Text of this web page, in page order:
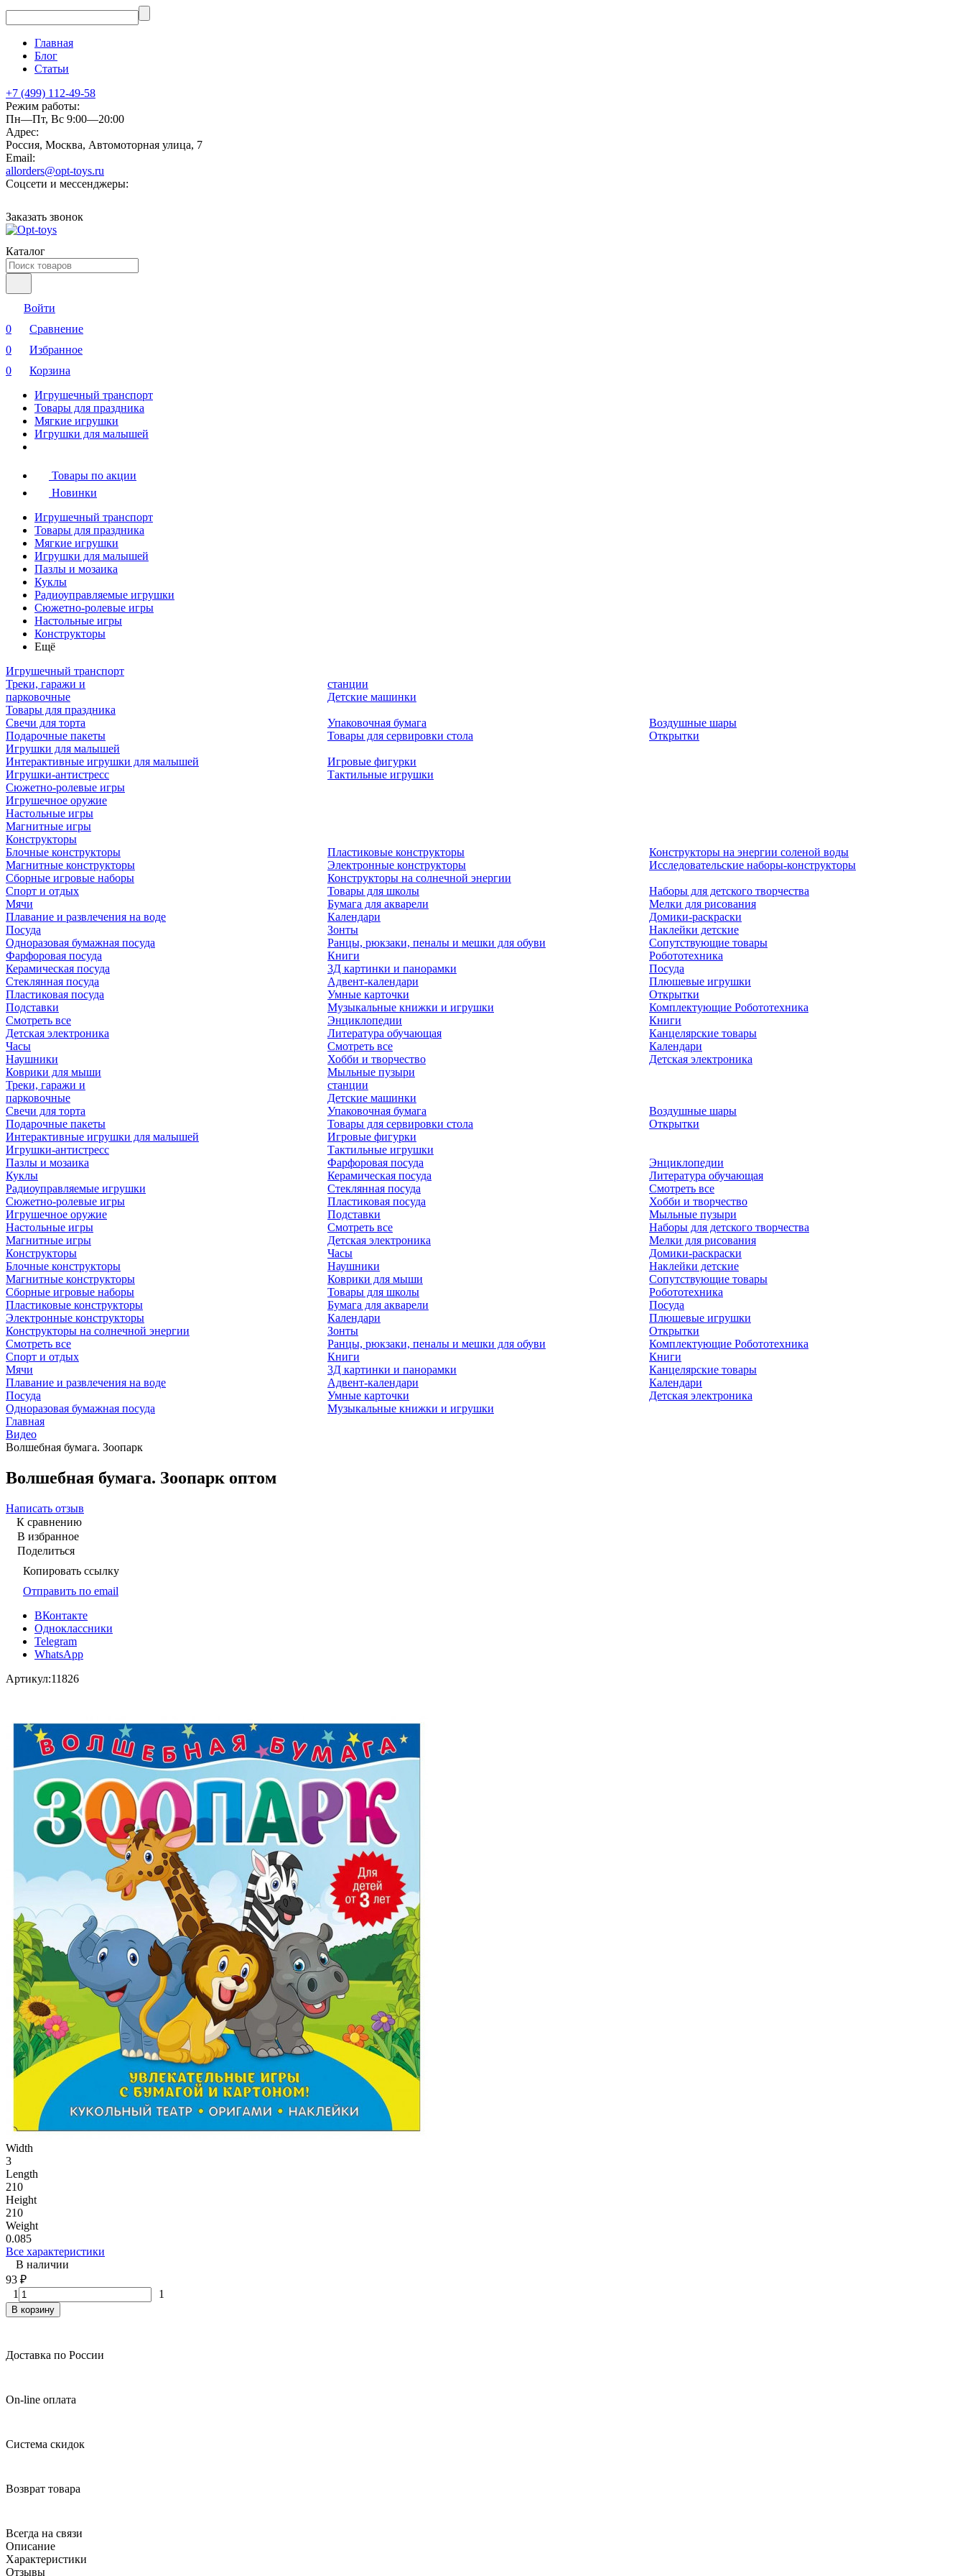
Главная
Блог
Статьи
+7 (499) 112-49-58
Режим работы:
Пн—Пт, Вс 9:00—20:00
Адрес:
Россия, Москва, Автомоторная улица, 7
Email:
allorders@opt-toys.ru
Соцсети и мессенджеры:
Заказать звонок
Каталог
Войти
0
Сравнение
0
Избранное
0
Корзина
Игрушечный транспорт
Товары для праздника
Мягкие игрушки
Игрушки для малышей
Товары по акции
Новинки
Игрушечный транспорт
Товары для праздника
Мягкие игрушки
Игрушки для малышей
Пазлы и мозаика
Куклы
Радиоуправляемые игрушки
Сюжетно-ролевые игры
Настольные игры
Конструкторы
Ещё
Игрушечный транспорт
Треки, гаражи и
парковочные
станции
Детские машинки
Товары для праздника
Свечи для торта
Подарочные пакеты
Упаковочная бумага
Товары для сервировки стола
Воздушные шары
Открытки
Игрушки для малышей
Интерактивные игрушки для малышей
Игрушки-антистресс
Игровые фигурки
Тактильные игрушки
Сюжетно-ролевые игры
Игрушечное оружие
Настольные игры
Магнитные игры
Конструкторы
Блочные конструкторы
Магнитные конструкторы
Сборные игровые наборы
Пластиковые конструкторы
Электронные конструкторы
Конструкторы на солнечной энергии
Конструкторы на энергии соленой воды
Исследовательские наборы-конструкторы
Спорт и отдых
Мячи
Плавание и развлечения на воде
Посуда
Одноразовая бумажная посуда
Фарфоровая посуда
Керамическая посуда
Стеклянная посуда
Пластиковая посуда
Подставки
Смотреть все
Детская электроника
Часы
Наушники
Коврики для мыши
Товары для школы
Бумага для акварели
Календари
Зонты
Ранцы, рюкзаки, пеналы и мешки для обуви
Книги
3Д картинки и панорамки
Адвент-календари
Умные карточки
Музыкальные книжки и игрушки
Энциклопедии
Литература обучающая
Смотреть все
Хобби и творчество
Мыльные пузыри
Наборы для детского творчества
Мелки для рисования
Домики-раскраски
Наклейки детские
Сопутствующие товары
Робототехника
Посуда
Плюшевые игрушки
Открытки
Комплектующие Робототехника
Книги
Канцелярские товары
Календари
Детская электроника
Треки, гаражи и
парковочные
станции
Детские машинки
Свечи для торта
Подарочные пакеты
Упаковочная бумага
Товары для сервировки стола
Воздушные шары
Открытки
Интерактивные игрушки для малышей
Игрушки-антистресс
Игровые фигурки
Тактильные игрушки
Пазлы и мозаика
Куклы
Радиоуправляемые игрушки
Сюжетно-ролевые игры
Игрушечное оружие
Настольные игры
Магнитные игры
Конструкторы
Блочные конструкторы
Магнитные конструкторы
Сборные игровые наборы
Пластиковые конструкторы
Электронные конструкторы
Конструкторы на солнечной энергии
Смотреть все
Спорт и отдых
Мячи
Плавание и развлечения на воде
Посуда
Одноразовая бумажная посуда
Фарфоровая посуда
Керамическая посуда
Стеклянная посуда
Пластиковая посуда
Подставки
Смотреть все
Детская электроника
Часы
Наушники
Коврики для мыши
Товары для школы
Бумага для акварели
Календари
Зонты
Ранцы, рюкзаки, пеналы и мешки для обуви
Книги
3Д картинки и панорамки
Адвент-календари
Умные карточки
Музыкальные книжки и игрушки
Энциклопедии
Литература обучающая
Смотреть все
Хобби и творчество
Мыльные пузыри
Наборы для детского творчества
Мелки для рисования
Домики-раскраски
Наклейки детские
Сопутствующие товары
Робототехника
Посуда
Плюшевые игрушки
Открытки
Комплектующие Робототехника
Книги
Канцелярские товары
Календари
Детская электроника
Главная
Видео
Волшебная бумага. Зоопарк
Волшебная бумага. Зоопарк оптом
Написать отзыв
К сравнению
В избранное
Поделиться
Копировать ссылку
Отправить по email
ВКонтакте
Одноклассники
Telegram
WhatsApp
Артикул:11826
Width
3
Length
210
Height
210
Weight
0.085
Все характеристики
В наличии
93 ₽
1
1
В корзину
Доставка по России
On-line оплата
Система скидок
Возврат товара
Всегда на связи
Описание
Характеристики
Отзывы